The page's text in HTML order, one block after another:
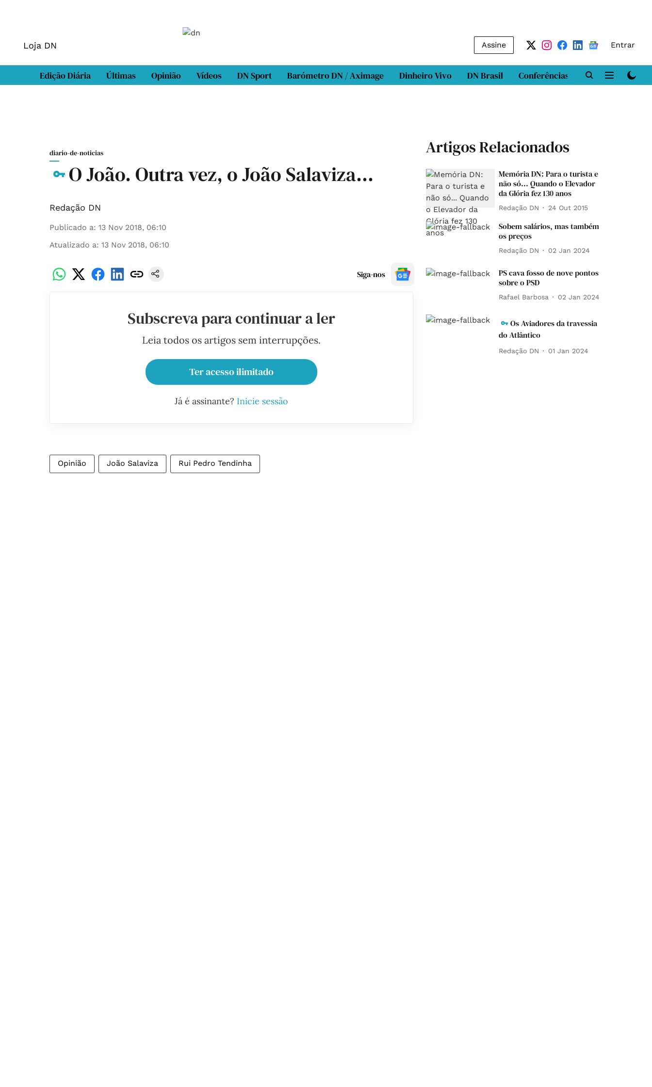
Loja DN Assine Entrar
Edição Diária Últimas Opinião Vídeos DN Sport Barómetro DN / Aximage Dinheiro Vivo DN Brasil Conferências DN LAB
diario-de-noticias
O João. Outra vez, o João Salaviza...
Redação DN
Publicado a: 13 Nov 2018, 06:10
Atualizado a: 13 Nov 2018, 06:10
Siga-nos
Subscreva para continuar a ler
Leia todos os artigos sem interrupções.
Ter acesso ilimitado
Já é assinante? Inicie sessão
Opinião João Salaviza Rui Pedro Tendinha
Artigos Relacionados
Memória DN: Para o turista e
não só... Quando o Elevador
da Glória fez 130 anos
Redação DN 24 Out 2015
Sobem salários, mas também
os preços
Redação DN 02 Jan 2024
PS cava fosso de nove pontos
sobre o PSD
Rafael Barbosa 02 Jan 2024
Os Aviadores da travessia
do Atlântico
Redação DN 01 Jan 2024